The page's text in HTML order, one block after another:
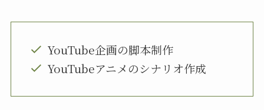
YouTube企画の脚本制作
YouTubeアニメのシナリオ作成